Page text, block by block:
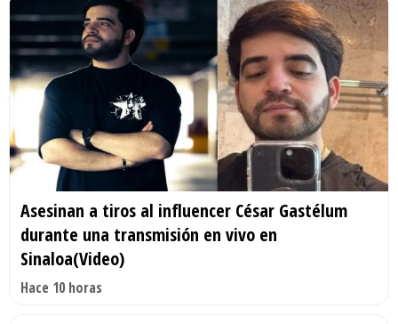
Asesinan a tiros al influencer César Gastélum
durante una transmisión en vivo en
Sinaloa(Video)
Hace 10 horas